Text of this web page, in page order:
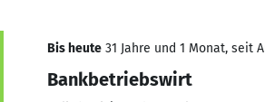
Bis heute 31 Jahre und 1 Monat, seit
Bankbetriebswirt